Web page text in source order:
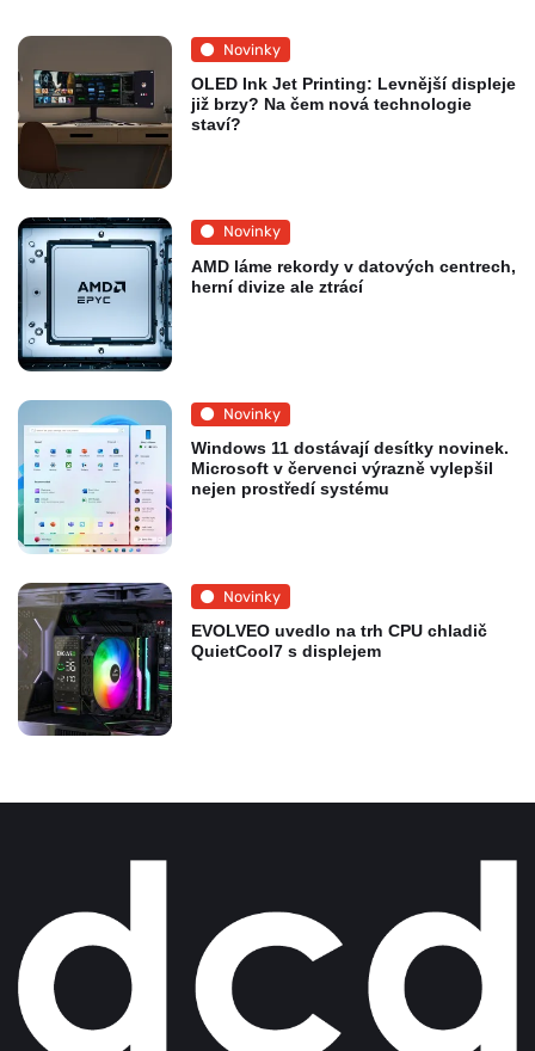
Novinky
OLED Ink Jet Printing: Levnější displeje
již brzy? Na čem nová technologie
staví?
Novinky
AMD láme rekordy v datových centrech,
herní divize ale ztrácí
Novinky
Windows 11 dostávají desítky novinek.
Microsoft v červenci výrazně vylepšil
nejen prostředí systému
Novinky
EVOLVEO uvedlo na trh CPU chladič
QuietCool7 s displejem